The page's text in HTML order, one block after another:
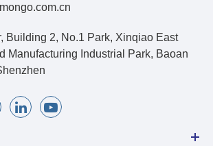
Building 2, No.1 Park, Xinqiao East
Manufacturing Industrial Park, Baoan